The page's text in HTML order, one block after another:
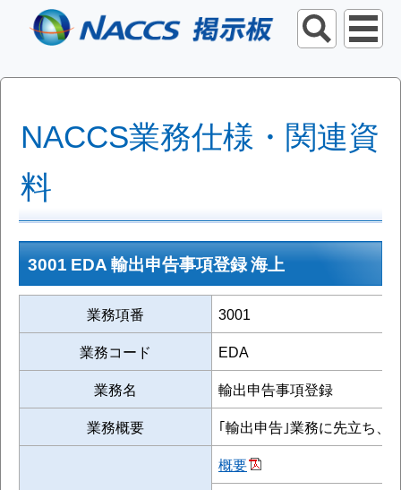
NACCS業務仕様・関連資
料
3001 EDA 輸出申告事項登録 海上
業務項番
3001
業務コード
EDA
業務名
輸出申告事項登録
業務概要
｢輸出申告｣業務に先立ち、
概要